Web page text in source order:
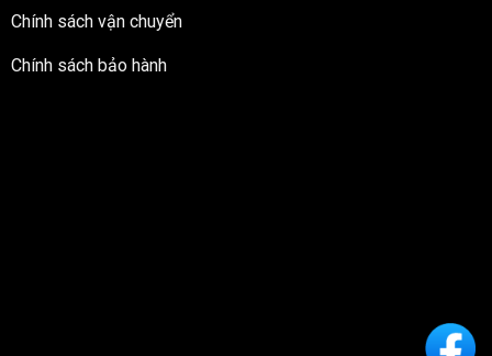
Chính sách vận chuyển
Chính sách bảo hành